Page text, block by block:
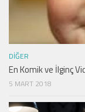
DIĞER
En Komik ve İlginç
5 MART 2018